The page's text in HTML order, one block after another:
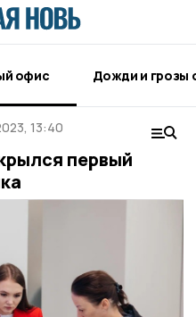
офис
13:40
первый